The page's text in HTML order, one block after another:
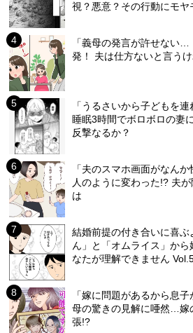
視？悪意？その行動にモ
「義母の発言が許せない
発！ 夫は仕方ないと言う
「うるさいから子どもを
睡眠3時間でボロボロの妻
反撃なるか？
「夫のスマホ画面がなん
人のように変わった!? 夫
は
結婚前提の付き合いに喜
ん」と「オムライス」か
なたが理解できません Vol.5
「嫁に問題があるから息
母の驚きの見解に唖然…嫁
張!?